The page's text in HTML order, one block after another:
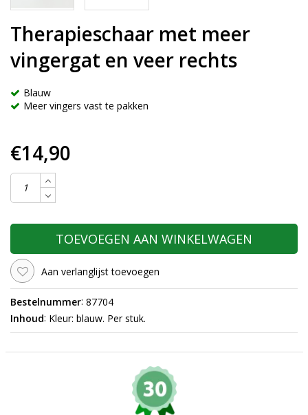
Therapieschaar met meer
vingergat en veer rechts
Blauw
Meer vingers vast te pakken
€14,90
TOEVOEGEN AAN WINKELWAGEN
Aan verlanglijst toevoegen
Bestelnummer: 87704
Inhoud: Kleur: blauw. Per stuk.